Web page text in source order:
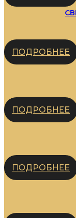
ПОДРОБНЕЕ
ПОДРОБНЕЕ
ПОДРОБНЕЕ